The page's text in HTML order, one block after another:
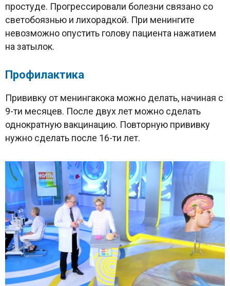
простуде. Прогрессировали болезни связано со
светобоязнью и лихорадкой. При менингите
невозможно опустить голову пациента нажатием
на затылок.
Профилактика
Прививку от менингакока можно делать, начиная с
9-ти месяцев. После двух лет можно сделать
однократную вакцинацию. Повторную прививку
нужно сделать после 16-ти лет.